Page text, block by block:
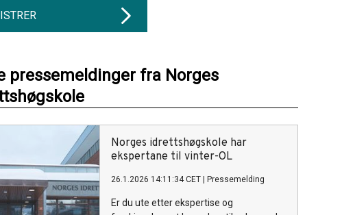
pressemeldinger fra Norges
Norges idrettshøgskole har
ekspertane til vinter-OL
26.1.2026 14:11:34 CET Pressemelding
Er du ute etter ekspertise og